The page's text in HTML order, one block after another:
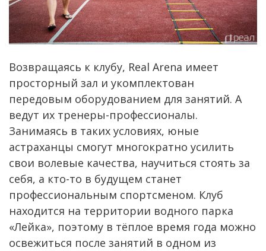
Возвращаясь к клубу, Real Arena имеет
просторный зал и укомплектован
передовым оборудованием для занятий. А
ведут их тренеры-профессионалы.
Занимаясь в таких условиях, юные
астраханцы смогут многократно усилить
свои волевые качества, научиться стоять за
себя, а кто-то в будущем станет
профессиональным спортсменом. Клуб
находится на территории водного парка
«Лейка», поэтому в тёплое время года можно
освежиться после занятий в одном из